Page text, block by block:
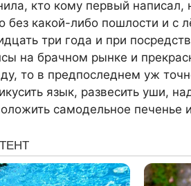
кто кому первый написал,
какой-либо пошлости и с
три года и при
на брачном рынке и
то в предпоследнем уж
язык, развесить уши,
самодельное печенье